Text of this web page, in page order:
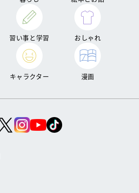
習い事と学習 おしゃれ
キャラクター 漫画